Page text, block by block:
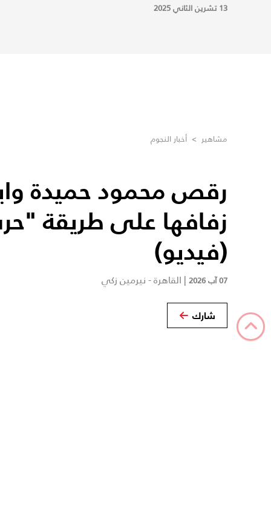
13 تشرين الثاني 2025
مشاهير > أخبار النجوم
رقص محمود حميدة
زفافها على طريقة
(فيديو)
07 آب 2026 | القاهرة - نيرمين زكي
شارك